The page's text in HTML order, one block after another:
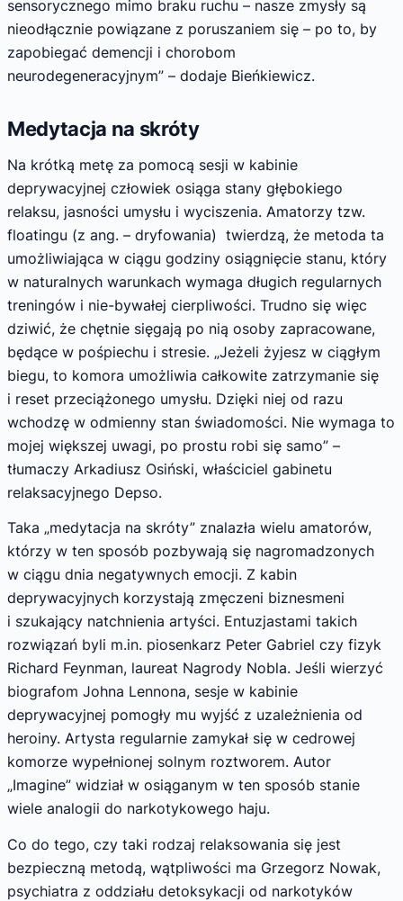
sensorycznego mimo braku ruchu – nasze zmysły są
nieodłącznie powiązane z poruszaniem się – po to, by
zapobiegać demencji i chorobom
neurodegeneracyjnym” – dodaje Bieńkiewicz.
Medytacja na skróty
Na krótką metę za pomocą sesji w kabinie
deprywacyjnej człowiek osiąga stany głębokiego
relaksu, jasności umysłu i wyciszenia. Amatorzy tzw.
floatingu (z ang. – dryfowania) twierdzą, że metoda ta
umożliwiająca w ciągu godziny osiągnięcie stanu, który
w naturalnych warunkach wymaga długich regularnych
treningów i nie-bywałej cierpliwości. Trudno się więc
dziwić, że chętnie sięgają po nią osoby zapracowane,
będące w pośpiechu i stresie. „Jeżeli żyjesz w ciągłym
biegu, to komora umożliwia całkowite zatrzymanie się
i reset przeciążonego umysłu. Dzięki niej od razu
wchodzę w odmienny stan świadomości. Nie wymaga to
mojej większej uwagi, po prostu robi się samo” –
tłumaczy Arkadiusz Osiński, właściciel gabinetu
relaksacyjnego Depso.
Taka „medytacja na skróty” znalazła wielu amatorów,
którzy w ten sposób pozbywają się nagromadzonych
w ciągu dnia negatywnych emocji. Z kabin
deprywacyjnych korzystają zmęczeni biznesmeni
i szukający natchnienia artyści. Entuzjastami takich
rozwiązań byli m.in. piosenkarz Peter Gabriel czy fizyk
Richard Feynman, laureat Nagrody Nobla. Jeśli wierzyć
biografom Johna Lennona, sesje w kabinie
deprywacyjnej pomogły mu wyjść z uzależnienia od
heroiny. Artysta regularnie zamykał się w cedrowej
komorze wypełnionej solnym roztworem. Autor
„Imagine” widział w osiąganym w ten sposób stanie
wiele analogii do narkotykowego haju.
Co do tego, czy taki rodzaj relaksowania się jest
bezpieczną metodą, wątpliwości ma Grzegorz Nowak,
psychiatra z oddziału detoksykacji od narkotyków